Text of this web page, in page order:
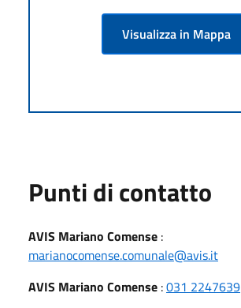
Visualizza in Mappa
Punti di contatto
AVIS Mariano Comense :
marianocomense.comunale@avis.it
AVIS Mariano Comense :031 2247639